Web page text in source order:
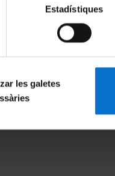
Estadístiques
les galetes